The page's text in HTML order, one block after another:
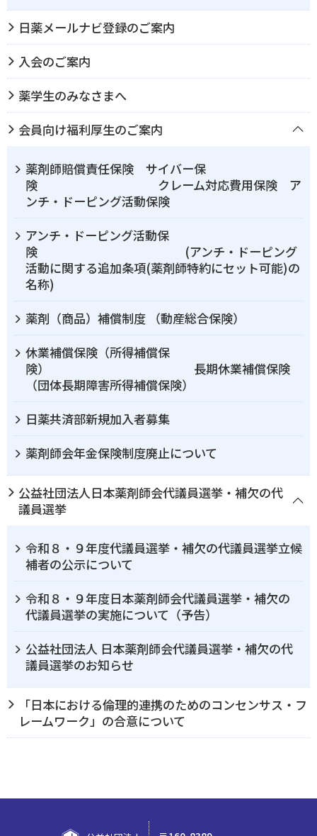
日薬メールナビ登録のご案内
入会のご案内
薬学生のみなさまへ
会員向け福利厚生のご案内
薬剤師賠償責任保険 サイバー保
険 クレーム対応費用保険 ア
ンチ・ドーピング活動保険
アンチ・ドーピング活動保
険 (アンチ・ドーピング
活動に関する追加条項(薬剤師特約にセット可能)の
名称)
薬剤（商品）補償制度 （動産総合保険）
休業補償保険（所得補償保
険） 長期休業補償保険
（団体長期障害所得補償保険）
日薬共済部新規加入者募集
薬剤師会年金保険制度廃止について
公益社団法人日本薬剤師会代議員選挙・補欠の代
議員選挙
令和８・９年度代議員選挙・補欠の代議員選挙立候
補者の公示について
令和８・９年度日本薬剤師会代議員選挙・補欠の
代議員選挙の実施について（予告）
公益社団法人 日本薬剤師会代議員選挙・補欠の代
議員選挙のお知らせ
「日本における倫理的連携のためのコンセンサス・フ
レームワーク」の合意について